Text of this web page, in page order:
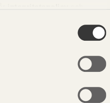
innebär att dina